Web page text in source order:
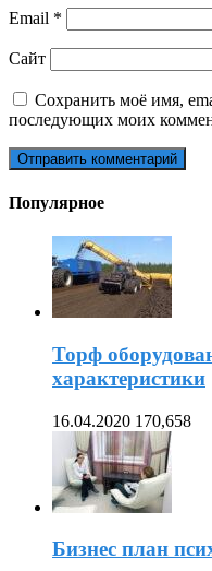
Email *
Сайт
Сохранить моё имя,
последующих моих
Популярное
Торф
характеристики
16.04.2020 170,658
Бизнес план